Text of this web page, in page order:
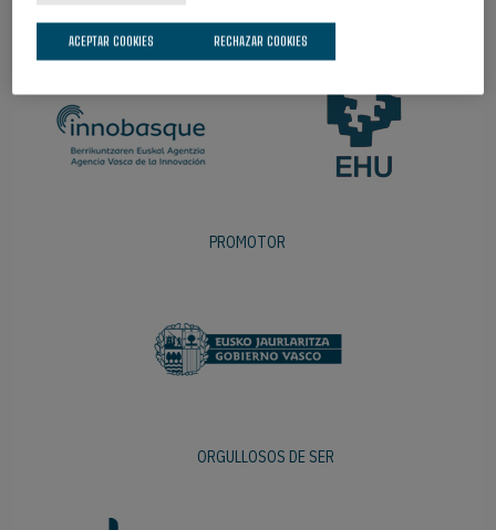
PROMOTOR
ORGULLOSOS DE SER
RECHAZAR COOKIES
ACEPTAR COOKIES